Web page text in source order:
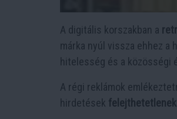
A digitális korszakban a
márka nyúl vissza ehhez a
hitelesség és a közösségi
A régi reklámok
hirdetések felejthetetlenek